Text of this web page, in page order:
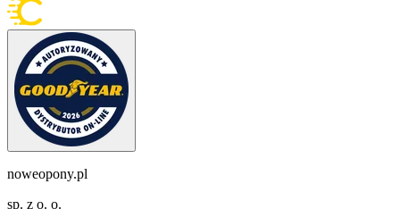
noweopony.pl
sp. z o. o.